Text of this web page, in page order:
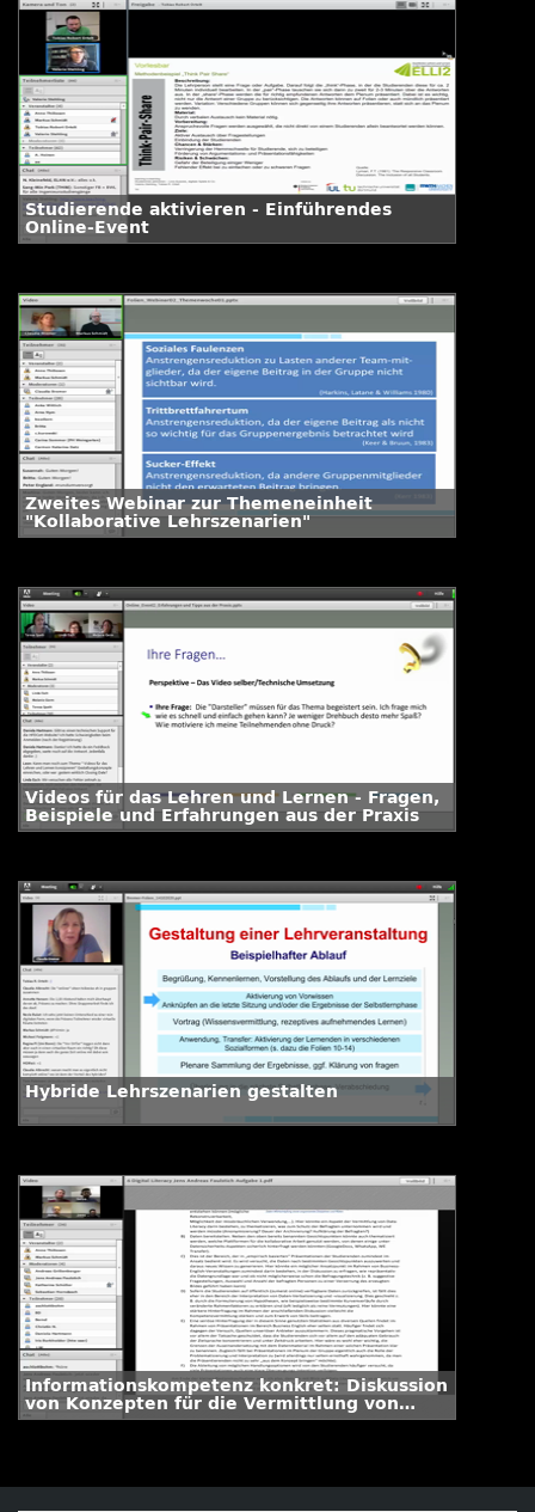
Studierende aktivieren - Einführendes
Online-Event
Zweites Webinar zur Themeneinheit
"Kollaborative Lehrszenarien"
Videos für das Lehren und Lernen - Fragen,
Beispiele und Erfahrungen aus der Praxis
Hybride Lehrszenarien gestalten
Informationskompetenz konkret: Diskussion
von Konzepten für die Vermittlung von
Data-Literacy-Kompetenzen